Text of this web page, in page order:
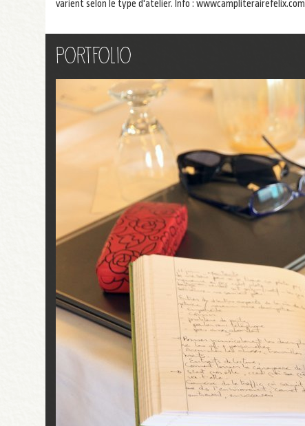
varient selon le type d'atelier. Info : wwwcampliterairefelix.com
Portfolio